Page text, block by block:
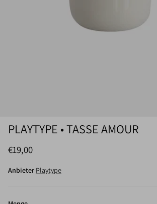
PLAYTYPE • TASSE AMOUR
Normaler Preis
€19,00
Anbieter Playtype